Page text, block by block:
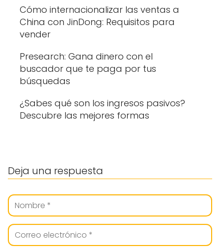
Cómo internacionalizar las ventas a
China con JinDong: Requisitos para
vender
Presearch: Gana dinero con el
buscador que te paga por tus
búsquedas
¿Sabes qué son los ingresos pasivos?
Descubre las mejores formas
Deja una respuesta